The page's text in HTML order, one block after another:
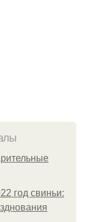
год свиньи: